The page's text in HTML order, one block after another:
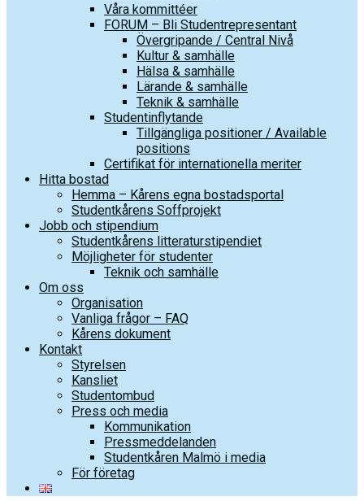
Våra kommittéer
FORUM – Bli Studentrepresentant
Övergripande / Central Nivå
Kultur & samhälle
Hälsa & samhälle
Lärande & samhälle
Teknik & samhälle
Studentinflytande
Tillgängliga positioner / Available
positions
Certifikat för internationella meriter
Hitta bostad
Hemma – Kårens egna bostadsportal
Studentkårens Soffprojekt
Jobb och stipendium
Studentkårens litteraturstipendiet
Möjligheter för studenter
Teknik och samhälle
Om oss
Organisation
Vanliga frågor – FAQ
Kårens dokument
Kontakt
Styrelsen
Kansliet
Studentombud
Press och media
Kommunikation
Pressmeddelanden
Studentkåren Malmö i media
För företag